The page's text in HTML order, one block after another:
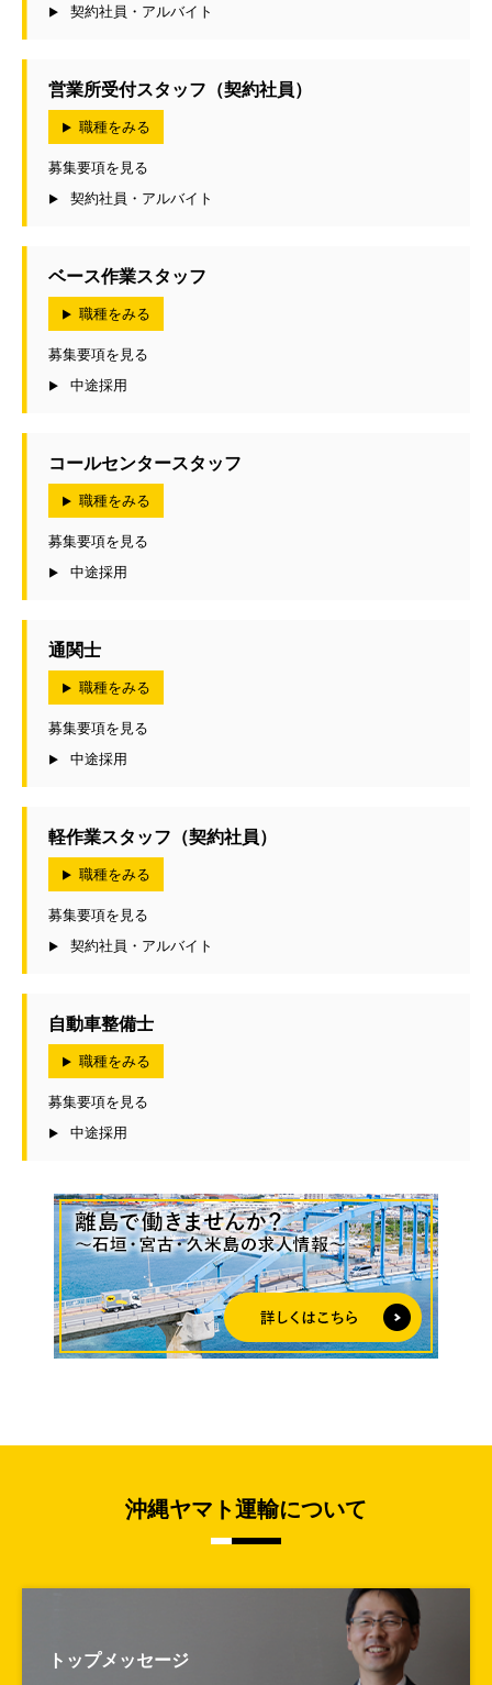
契約社員・アルバイト
営業所受付スタッフ（契約社員）
職種をみる
募集要項を見る
契約社員・アルバイト
ベース作業スタッフ
職種をみる
募集要項を見る
中途採用
コールセンタースタッフ
職種をみる
募集要項を見る
中途採用
通関士
職種をみる
募集要項を見る
中途採用
軽作業スタッフ（契約社員）
職種をみる
募集要項を見る
契約社員・アルバイト
自動車整備士
職種をみる
募集要項を見る
中途採用
沖縄ヤマト運輸について
トップメッセージ